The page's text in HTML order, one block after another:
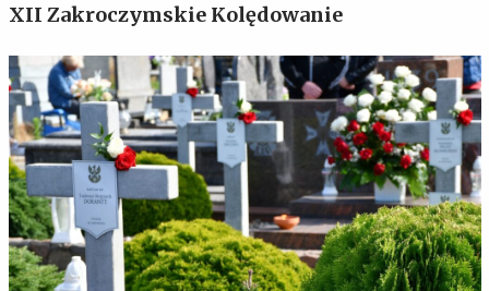
XII Zakroczymskie Kolędowanie